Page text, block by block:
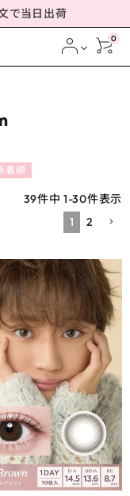
で当日出荷
0
着順
39件中 1-30件表示
1
2